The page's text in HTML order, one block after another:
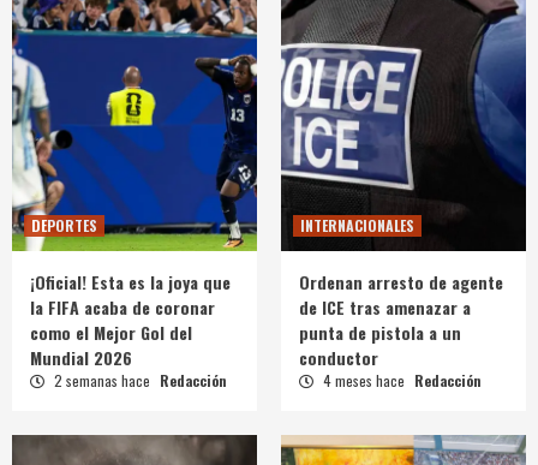
DEPORTES
¡Oficial! Esta es la joya que
la FIFA acaba de coronar
como el Mejor Gol del
Mundial 2026
2 semanas hace Redacción
INTERNACIONALES
Ordenan arresto de agente
de ICE tras amenazar a
punta de pistola a un
conductor
4 meses hace Redacción